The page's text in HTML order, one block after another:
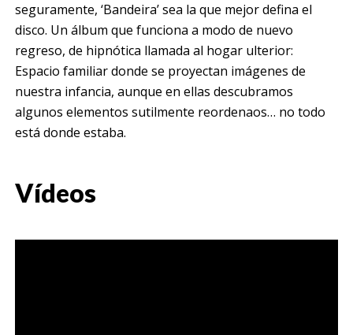
seguramente, ‘Bandeira’ sea la que mejor defina el
disco. Un álbum que funciona a modo de nuevo
regreso, de hipnótica llamada al hogar ulterior:
Espacio familiar donde se proyectan imágenes de
nuestra infancia, aunque en ellas descubramos
algunos elementos sutilmente reordenaos… no todo
está donde estaba.
Vídeos